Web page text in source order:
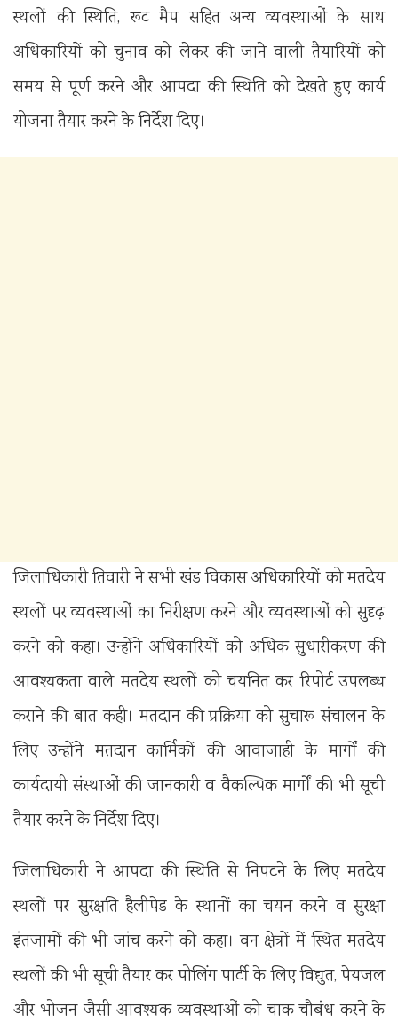
स्थलों की स्थिति, रूट मैप सहित अन्य व्यवस्थाओं के साथ
अधिकारियों को चुनाव को लेकर की जाने वाली तैयारियों को
समय से पूर्ण करने और आपदा की स्थिति को देखते हुए कार्य
योजना तैयार करने के निर्देश दिए।
जिलाधिकारी तिवारी ने सभी खंड विकास अधिकारियों को मतदेय
स्थलों पर व्यवस्थाओं का निरीक्षण करने और व्यवस्थाओं को सुदृढ़
करने को कहा। उन्होंने अधिकारियों को अधिक सुधारीकरण की
आवश्यकता वाले मतदेय स्थलों को चयनित कर रिपोर्ट उपलब्ध
कराने की बात कही। मतदान की प्रक्रिया को सुचारू संचालन के
लिए उन्होंने मतदान कार्मिकों की आवाजाही के मार्गों की
कार्यदायी संस्थाओं की जानकारी व वैकल्पिक मार्गों की भी सूची
तैयार करने के निर्देश दिए।
जिलाधिकारी ने आपदा की स्थिति से निपटने के लिए मतदेय
स्थलों पर सुरक्षति हैलीपेड के स्थानों का चयन करने व सुरक्षा
इंतजामों की भी जांच करने को कहा। वन क्षेत्रों में स्थित मतदेय
स्थलों की भी सूची तैयार कर पोलिंग पार्टी के लिए विद्युत, पेयजल
और भोजन जैसी आवश्यक व्यवस्थाओं को चाक चौबंध करने के